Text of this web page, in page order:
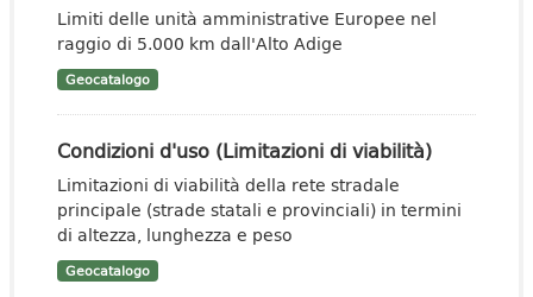
Limiti delle unità amministrative Europee nel
raggio di 5.000 km dall'Alto Adige
Geocatalogo
Condizioni d'uso (Limitazioni di viabilità)
Limitazioni di viabilità della rete stradale
principale (strade statali e provinciali) in termini
di altezza, lunghezza e peso
Geocatalogo